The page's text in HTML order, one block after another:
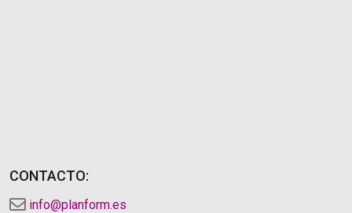
CONTACTO:
info@planform.es